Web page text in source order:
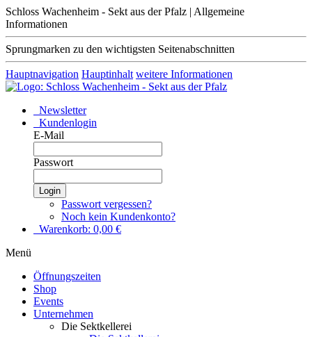
Schloss Wachenheim - Sekt aus der Pfalz | Allgemeine
Informationen
Sprungmarken zu den wichtigsten Seitenabschnitten
Hauptnavigation Hauptinhalt weitere Informationen
Newsletter
Kundenlogin
E-Mail
Passwort
Login
Passwort vergessen?
Noch kein Kundenkonto?
Warenkorb: 0,00 €
Menü
Öffnungszeiten
Shop
Events
Unternehmen
Die Sektkellerei